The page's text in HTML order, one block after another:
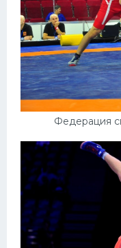
Федерация